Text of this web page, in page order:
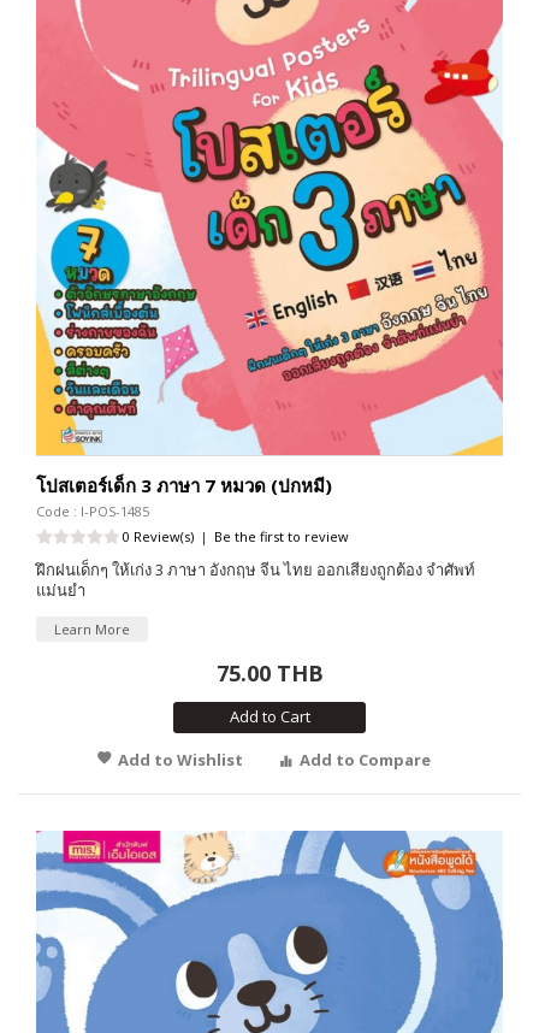
โปสเตอร์เด็ก 3 ภาษา 7 หมวด (ปกหมี)
Code : I-POS-1485
0 Review(s) | Be the first to review
ฝึกฝนเด็กๆ ให้เก่ง 3 ภาษา อังกฤษ จีน ไทย ออกเสียงถูกต้อง จำศัพท์
แม่นยำ
Learn More
75.00 THB
Add to Cart
Add to Wishlist
Add to Compare